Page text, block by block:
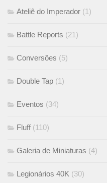
Ateliê do Imperador (1)
Battle Reports (21)
Conversões (5)
Double Tap (1)
Eventos (34)
Fluff (110)
Galeria de Miniaturas (4)
Legionários 40K (30)